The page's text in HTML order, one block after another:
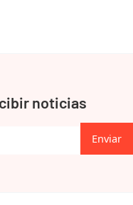
noticias
Enviar